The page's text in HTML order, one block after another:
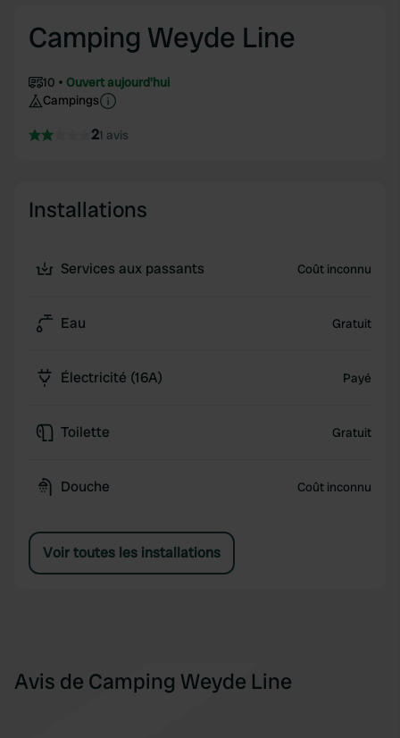
Camping Weyde Line
10
Ouvert aujourd'hui
Campings
21 avis
Installations
Services aux passants Coût inconnu
Eau Gratuit
Électricité (16A) Payé
Toilette Gratuit
Douche Coût inconnu
Voir toutes les installations
Avis de Camping Weyde Line